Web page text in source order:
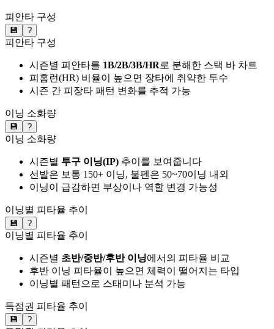
피안타 구성
💾 ?
피안타 구성
시즌별 피안타를 1B/2B/3B/HR로 분해한 스택 바 차트
피홈런(HR) 비율이 높으면 장타에 취약한 투수
시즌 간 피장타 패턴 변화를 추적 가능
이닝 소화량
💾 ?
이닝 소화량
시즌별 투구 이닝(IP) 추이를 보여줍니다
선발은 보통 150+ 이닝, 불펜은 50~70이닝 내외
이닝이 급감하면 부상이나 역할 변경 가능성
이닝별 피타율 추이
💾 ?
이닝별 피타율 추이
시즌별 초반/중반/후반 이닝에서의 피타율 비교
후반 이닝 피타율이 높으면 체력이 떨어지는 타입
이닝별 패턴으로 스태미나 분석 가능
득점권 피타율 추이
💾 ?